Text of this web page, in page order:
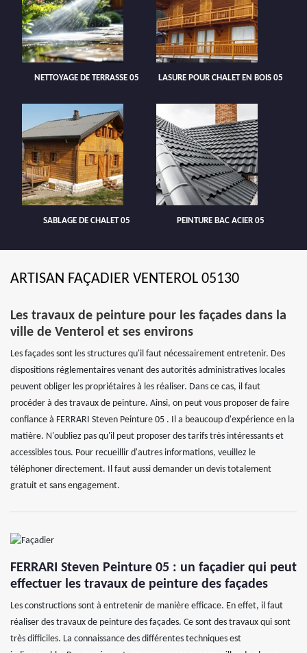
NETTOYAGE DE TERRASSE 05 LASURE POUR CHALET EN BOIS 05
SABLAGE DE CHALET 05 PEINTURE BAC ACIER 05
ARTISAN FAÇADIER VENTEROL 05130
Les travaux de peinture pour les façades dans la
ville de Venterol et ses environs
Les façades sont les structures qu'il faut nécessairement entretenir. Des
dispositions réglementaires venant des autorités administratives locales
peuvent obliger les propriétaires à les réaliser. Dans ce cas, il faut
procéder à des travaux de peinture. Ainsi, on peut vous proposer de faire
confiance à FERRARI Steven Peinture 05 . Il a beaucoup d'expérience en la
matière. N'oubliez pas qu'il peut proposer des tarifs très intéressants et
accessibles tous. Pour recueillir d'autres informations, veuillez le
téléphoner directement. Il faut aussi demander un devis totalement
gratuit et sans engagement.
FERRARI Steven Peinture 05 : un façadier qui peut
effectuer les travaux de peinture des façades
Les constructions sont à entretenir de manière efficace. En effet, il faut
réaliser des travaux de peinture des façades. Ce sont des travaux qui sont
très difficiles. La connaissance des différentes techniques est